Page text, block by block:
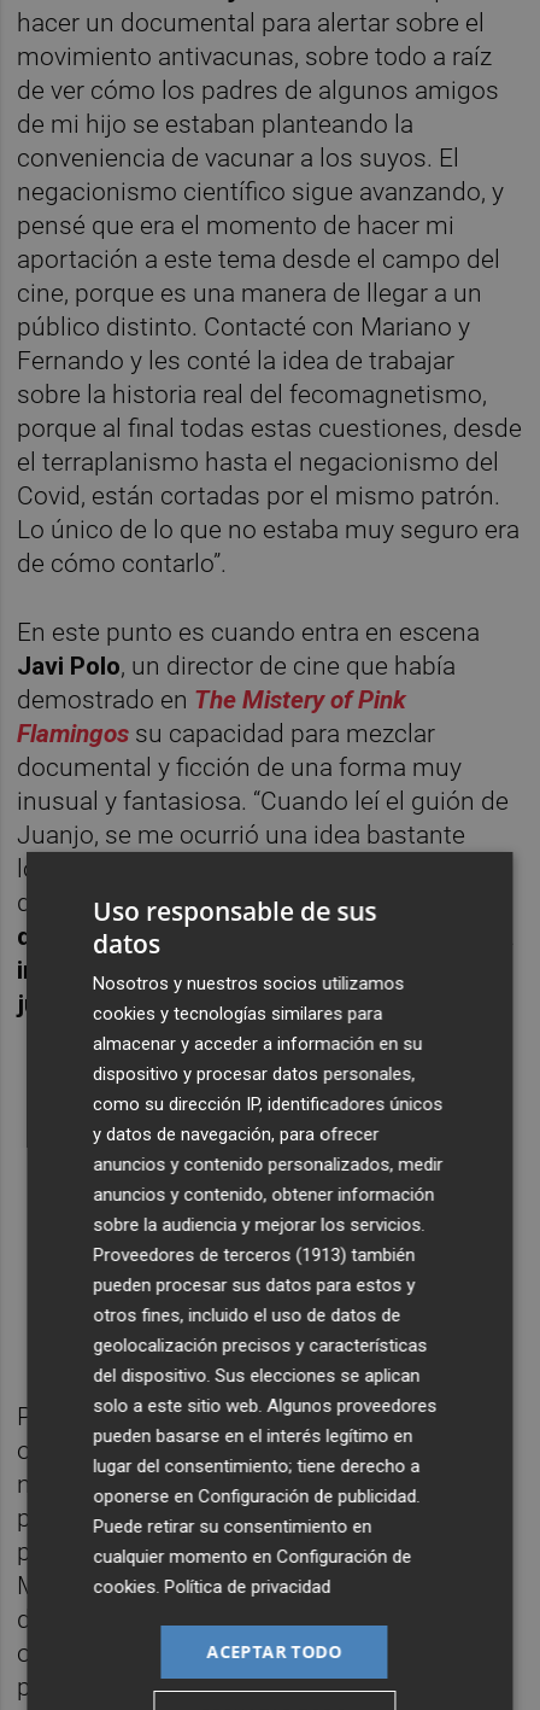
hacer un documental para alertar sobre el
movimiento antivacunas, sobre todo a raíz
de ver cómo los padres de algunos amigos
de mi hijo se estaban planteando la
conveniencia de vacunar a los suyos. El
negacionismo científico sigue avanzando, y
pensé que era el momento de hacer mi
aportación a este tema desde el campo del
cine, porque es una manera de llegar a un
público distinto. Contacté con Mariano y
Fernando y les conté la idea de trabajar
sobre la historia real del fecomagnetismo,
porque al final todas estas cuestiones, desde
el terraplanismo hasta el negacionismo del
Covid, están cortadas por el mismo patrón.
Lo único de lo que no estaba muy seguro era
de cómo contarlo”.
En este punto es cuando entra en escena
Javi Polo, un director de cine que había
demostrado en The Mistery of Pink
Flamingos su capacidad para mezclar
documental y ficción de una forma muy
inusual y fantasiosa. “Cuando leí el guión de
Juanjo, se me ocurrió una idea bastante
loca: ¿y si contábamos la historia con
decorados?Normalmente, los
documentales tienen mucha palabra y poca
imagen. Mi propuesta consistía en hacerlo
justo al revés”.
Poco a poco, el cortometraje fue añadiendo
otros elementos experimentales, porque el
notable cambio formal y estético propuesto
por Javi Polo no implicaba cambiar a los
protagonistas de la historia, Fernando y
Mariano, por actores. Así fue cómo estos
dos científicos se transformaron
oficialmente en comediantes, ataviados con
pelucas y americanas con brilli-brilli. El
Uso responsable de sus
datos
Nosotros y nuestros socios utilizamos
cookies y tecnologías similares para
almacenar y acceder a información en su
dispositivo y procesar datos personales,
como su dirección IP, identificadores únicos
y datos de navegación, para ofrecer
anuncios y contenido personalizados, medir
anuncios y contenido, obtener información
sobre la audiencia y mejorar los servicios.
Proveedores de terceros (1913) también
pueden procesar sus datos para estos y
otros fines, incluido el uso de datos de
geolocalización precisos y características
del dispositivo. Sus elecciones se aplican
solo a este sitio web. Algunos proveedores
pueden basarse en el interés legítimo en
lugar del consentimiento; tiene derecho a
oponerse enConfiguración de publicidad.
Puede retirar su consentimiento en
cualquier momento enConfiguración de
cookies.Política de privacidad
ACEPTAR TODO